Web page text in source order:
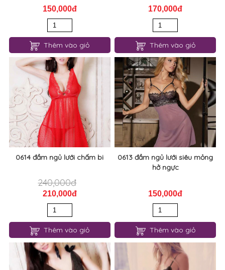
0621 sét yếm lọt khe
150,000đ
Thêm vào giỏ
0616 đồ ngủ bộ phi phối ren
170,000đ
Thêm vào giỏ
0614 đầm ngủ lưới chấm bi
0613 đầm ngủ lưới siêu mỏng